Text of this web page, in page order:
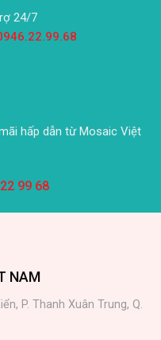
24/7
hấp dẫn từ Mosaic Việt
99 68
NAM
P. Thanh Xuân Trung, Q.